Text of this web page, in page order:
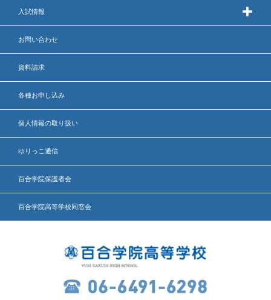
入試情報
お問い合わせ
資料請求
各種お申し込み
個人情報の取り扱い
ゆりっこ通信
百合学院保護者会
百合学院高等学校同窓会